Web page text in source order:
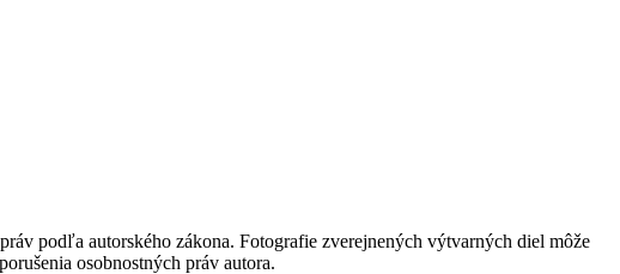
podľa autorského zákona. Fotografie zverejnených výtvarných diel môže
osobnostných práv autora.